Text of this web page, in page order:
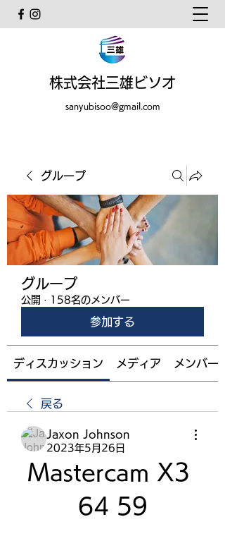
株式会社三雄ビソオ
sanyubisoo@gmail.com
グループ
グループ
公開 · 158名のメンバー
参加する
ディスカッション メディア メンバー
戻る
Jaxon Johnson
2023年5月26日
Mastercam X3
64 59